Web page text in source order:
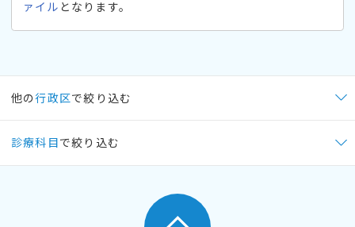
ァイル となります。
他の行政区で絞り込む
診療科目で絞り込む